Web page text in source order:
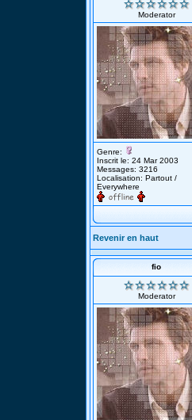
Moderator
Genre:
Inscrit le: 24 Mar 2003
Messages: 3216
Localisation: Partout /
Everywhere
Revenir en haut
fio
Moderator